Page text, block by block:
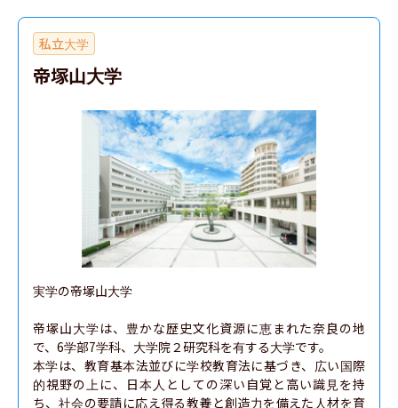
私立大学
帝塚山大学
実学の帝塚山大学
帝塚山大学は、豊かな歴史文化資源に恵まれた奈良の地
で、6学部7学科、大学院２研究科を有する大学です。
本学は、教育基本法並びに学校教育法に基づき、広い国際
的視野の上に、日本人としての深い自覚と高い識見を持
ち、社会の要請に応え得る教養と創造力を備えた人材を育